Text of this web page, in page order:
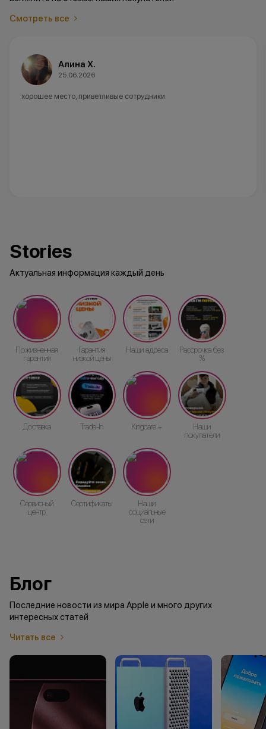
Смотреть все
Анна А.
20.06.2026
Советую данный магазин ,в наличии не было модели которая
Stories
Актуальная информация каждый день
Пожизненная
гарантия
Гарантия
низкой цены
Наши адреса
Рассрочка без
%
Доставка Trade-In Kingcare +
Наши
покупатели
Сервисный
центр
Сертификаты
Наши
социальные
сети
Блог
Последние новости из мира Apple и много других
интересных статей
Читать все